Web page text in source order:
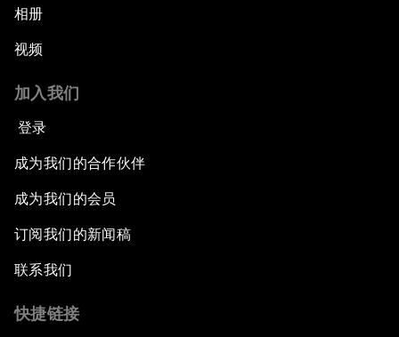
相册
视频
加入我们
登录
成为我们的合作伙伴
成为我们的会员
订阅我们的新闻稿
联系我们
快捷链接